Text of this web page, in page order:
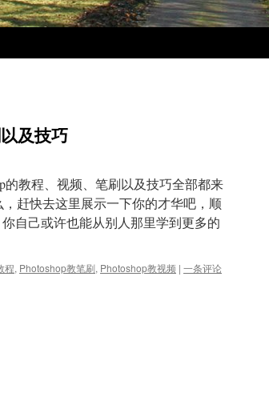
及技巧
的教程、视频、笔刷以及技巧全部都来
，赶快去这里展示一下你的才华吧，顺
自己或许也能从别人那里学到更多的
程, Photoshop教笔刷, Photoshop教视频 | 一条评论